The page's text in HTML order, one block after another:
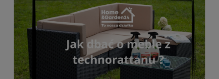
świadomą decyzję i wybierzesz meble, które nie
tylko zachwycą wyglądem, ale także posłużą
przez wiele sezonów.